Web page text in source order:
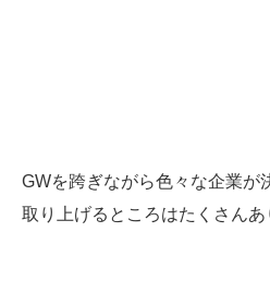
GWを跨ぎながら色々な企業が
取り上げるところはたくさんあ